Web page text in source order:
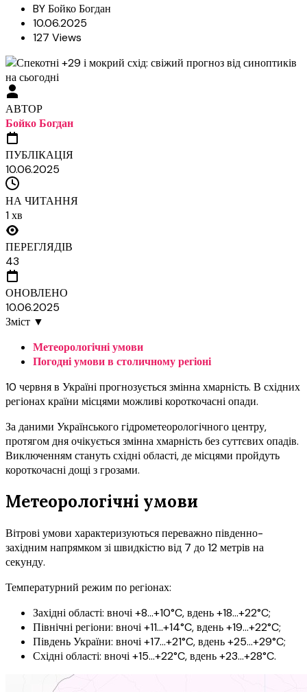
BYБойко Богдан
10.06.2025
127 Views
АВТОР
Бойко Богдан
ПУБЛІКАЦІЯ
10.06.2025
НА ЧИТАННЯ
1 хв
ПЕРЕГЛЯДІВ
43
ОНОВЛЕНО
10.06.2025
Зміст ▼
Метеорологічні умови
Погодні умови в столичному регіоні
10 червня в Україні прогнозується змінна хмарність. В східних
регіонах країни місцями можливі короткочасні опади.
За даними Українського гідрометеорологічного центру,
протягом дня очікується змінна хмарність без суттєвих опадів.
Виключенням стануть східні області, де місцями пройдуть
короткочасні дощі з грозами.
Метеорологічні умови
Вітрові умови характеризуються переважно південно-
західним напрямком зі швидкістю від 7 до 12 метрів на
секунду.
Температурний режим по регіонах:
Західні області: вночі +8…+10°C, вдень +18…+22°C;
Північні регіони: вночі +11…+14°C, вдень +19…+22°C;
Південь України: вночі +17…+21°C, вдень +25…+29°C;
Східні області: вночі +15…+22°C, вдень +23…+28°C.